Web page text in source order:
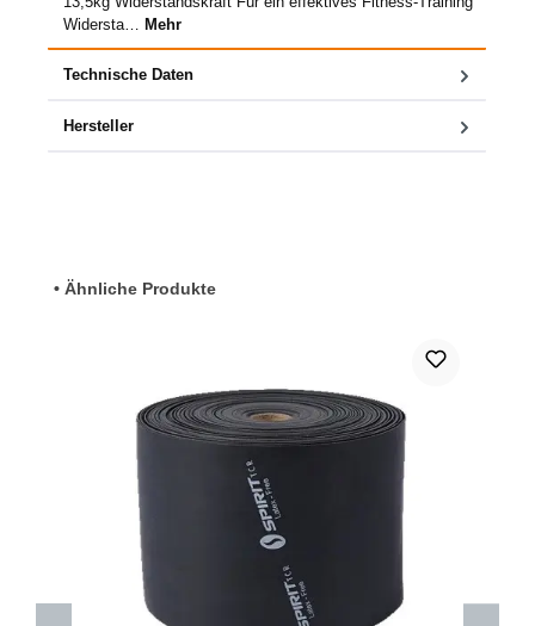
Widersta… Mehr
Technische Daten
Hersteller
Produktgalerie überspringen
• Ähnliche Produkte